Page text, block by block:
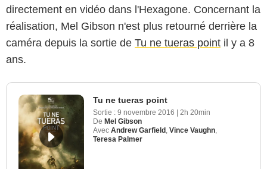
directement en vidéo dans l'Hexagone. Concernant la
réalisation, Mel Gibson n'est plus retourné derrière la
caméra depuis la sortie de Tu ne tueras point il y a 8
ans.
Tu ne tueras point
Sortie : 9 novembre 2016 | 2h 20min
De Mel Gibson
Avec Andrew Garfield Vince Vaughn
Teresa Palmer